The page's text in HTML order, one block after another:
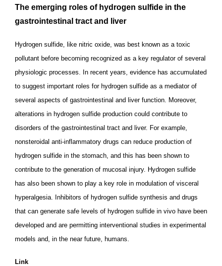
The emerging roles of hydrogen sulfide in the
gastrointestinal tract and liver
Hydrogen sulfide, like nitric oxide, was best known as a toxic
pollutant before becoming recognized as a key regulator of several
physiologic processes. In recent years, evidence has accumulated
to suggest important roles for hydrogen sulfide as a mediator of
several aspects of gastrointestinal and liver function. Moreover,
alterations in hydrogen sulfide production could contribute to
disorders of the gastrointestinal tract and liver. For example,
nonsteroidal anti-inflammatory drugs can reduce production of
hydrogen sulfide in the stomach, and this has been shown to
contribute to the generation of mucosal injury. Hydrogen sulfide
has also been shown to play a key role in modulation of visceral
hyperalgesia. Inhibitors of hydrogen sulfide synthesis and drugs
that can generate safe levels of hydrogen sulfide in vivo have been
developed and are permitting interventional studies in experimental
models and, in the near future, humans.
Link